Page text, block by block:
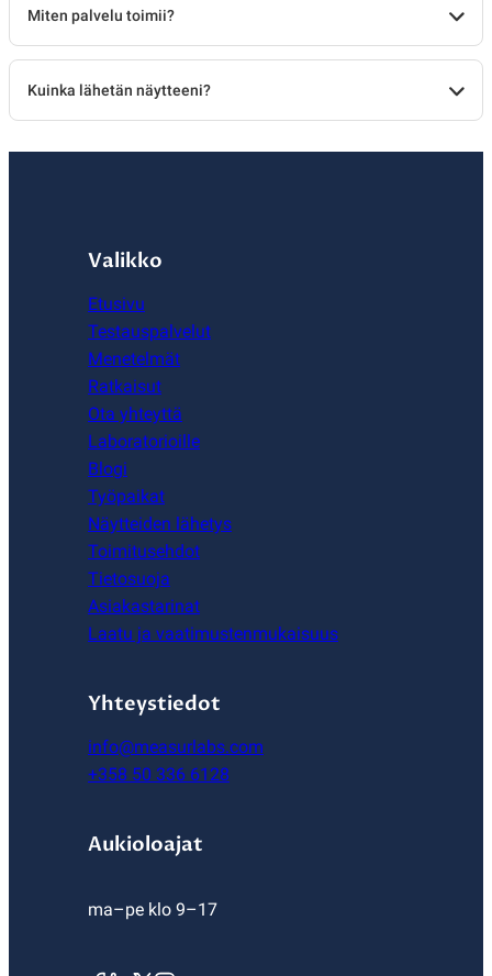
Miten palvelu toimii?
Kuinka lähetän näytteeni?
Valikko
Etusivu
Testauspalvelut
Menetelmät
Ratkaisut
Ota yhteyttä
Laboratorioille
Blogi
Työpaikat
Näytteiden lähetys
Toimitusehdot
Tietosuoja
Asiakastarinat
Laatu ja vaatimustenmukaisuus
Yhteystiedot
info@measurlabs.com
+358 50 336 6128
Aukioloajat
ma–pe klo 9–17